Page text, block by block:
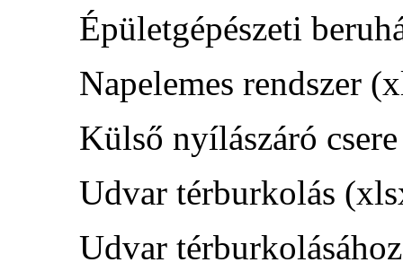
Épületgépészeti
Napelemes rendszer
Külső nyílászáró
Udvar térburkolás
Udvar